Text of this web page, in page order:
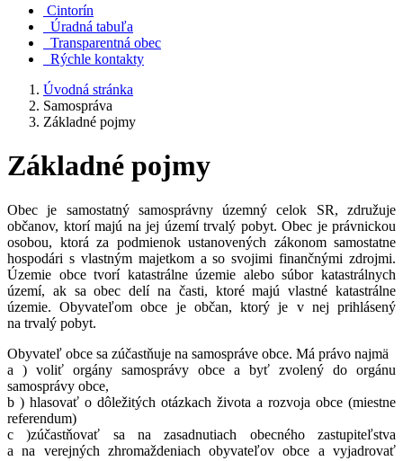
Cintorín
Úradná tabuľa
Transparentná obec
Rýchle kontakty
Úvodná stránka
Samospráva
Základné pojmy
Základné pojmy
Obec je samostatný samosprávny územný celok SR, združuje
občanov, ktorí majú na jej území trvalý pobyt. Obec je právnickou
osobou, ktorá za podmienok ustanovených zákonom samostatne
hospodári s vlastným majetkom a so svojimi finančnými zdrojmi.
Územie obce tvorí katastrálne územie alebo súbor katastrálnych
území, ak sa obec delí na časti, ktoré majú vlastné katastrálne
územie. Obyvateľom obce je občan, ktorý je v nej prihlásený
na trvalý pobyt.
Obyvateľ obce sa zúčastňuje na samospráve obce. Má právo najmä
a ) voliť orgány samosprávy obce a byť zvolený do orgánu
samosprávy obce,
b ) hlasovať o dôležitých otázkach života a rozvoja obce (miestne
referendum)
c )zúčastňovať sa na zasadnutiach obecného zastupiteľstva
a na verejných zhromaždeniach obyvateľov obce a vyjadrovať